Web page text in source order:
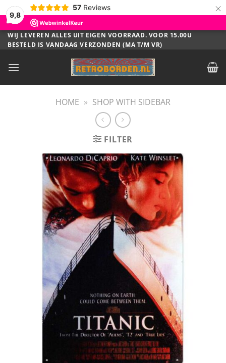
9,8
57 Reviews ×
Ga
naar
WIJ LEVEREN ALLES UIT EIGEN VOORRAAD. VOOR 15.00U
BESTELD IS VANDAAG VERZONDEN (MA T/M VR)
HOME » SHOP WITH SIDEBAR
FILTER